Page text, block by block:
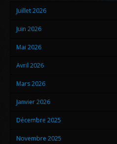
Juillet 2026
Juin 2026
Mai 2026
Avril 2026
Mars 2026
Janvier 2026
Décembre 2025
Novembre 2025